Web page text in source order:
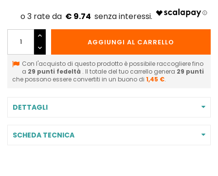
€ 9.74
AGGIUNGI AL CARRELLO
Con l'acquisto di questo prodotto è possibile raccogliere fino
a 29 punti fedeltà . Il totale del tuo carrello genera 29 punti
che possono essere convertiti in un buono di 1,45 €.
DETTAGLI
SCHEDA TECNICA